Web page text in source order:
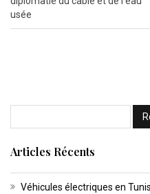
usée
Articles Récents
Véhicules électriques en